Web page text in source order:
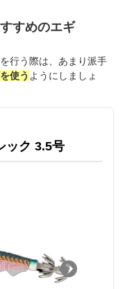
すめのエギ
行う際は、あまり派手
使う ようにしましょ
ック 3.5号